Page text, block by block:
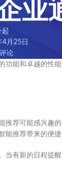
业
起
4月25日
论
功能和卓越的性
推荐可能感兴趣
能推荐带来的便捷
当有新的日程提